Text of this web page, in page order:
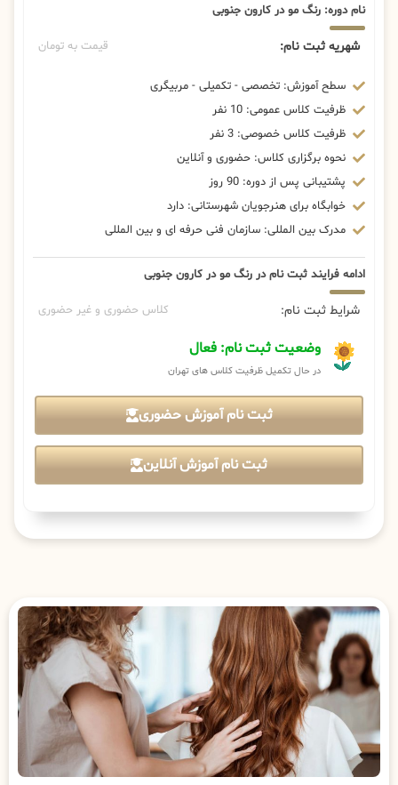
نام دوره: رنگ مو در کارون جنوبی
شهریه ثبت نام: قیمت به تومان
سطح آموزش: تخصصی - تکمیلی - مربیگری
ظرفیت کلاس عمومی: 10 نفر
ظرفیت کلاس خصوصی: 3 نفر
نحوه برگزاری کلاس: حضوری و آنلاین
پشتیبانی پس از دوره: 90 روز
خوابگاه برای هنرجویان شهرستانی: دارد
مدرک بین المللی: سازمان فنی حرفه ای و بین المللی
ادامه فرایند ثبت نام در رنگ مو در کارون جنوبی
شرایط ثبت نام: کلاس حضوری و غیر حضوری
وضعیت ثبت نام: فعال
در حال تکمیل ظرفیت کلاس های تهران
ثبت نام آموزش حضوری
ثبت نام آموزش آنلاین